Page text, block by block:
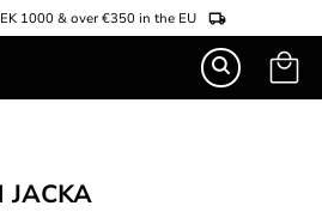
1000 & over €350 in the EU
Basket
JACKA